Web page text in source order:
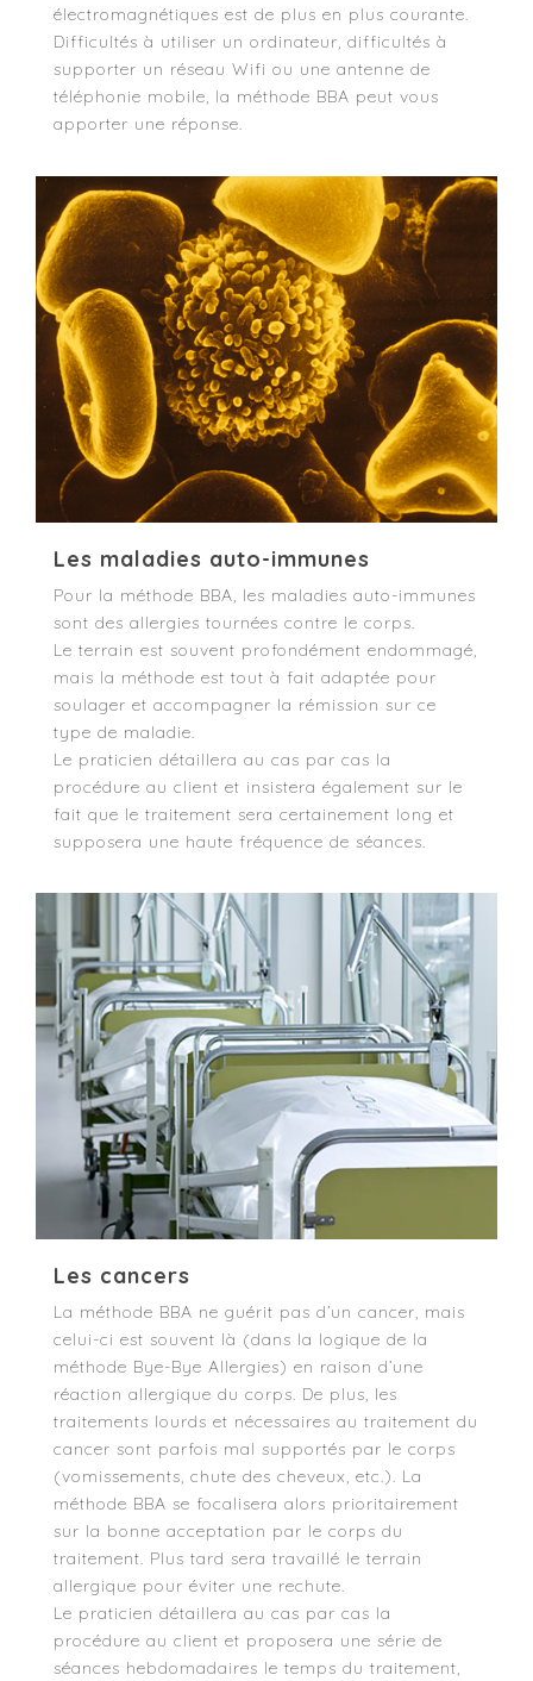
électromagnétiques est de plus en plus courante.
Difficultés à utiliser un ordinateur, difficultés à
supporter un réseau Wifi ou une antenne de
téléphonie mobile, la méthode BBA peut vous
apporter une réponse.
Les maladies auto-immunes
Pour la méthode BBA, les maladies auto-immunes
sont des allergies tournées contre le corps.
Le terrain est souvent profondément endommagé,
mais la méthode est tout à fait adaptée pour
soulager et accompagner la rémission sur ce
type de maladie.
Le praticien détaillera au cas par cas la
procédure au client et insistera également sur le
fait que le traitement sera certainement long et
supposera une haute fréquence de séances.
Les cancers
La méthode BBA ne guérit pas d’un cancer, mais
celui-ci est souvent là (dans la logique de la
méthode Bye-Bye Allergies) en raison d’une
réaction allergique du corps. De plus, les
traitements lourds et nécessaires au traitement du
cancer sont parfois mal supportés par le corps
(vomissements, chute des cheveux, etc.). La
méthode BBA se focalisera alors prioritairement
sur la bonne acceptation par le corps du
traitement. Plus tard sera travaillé le terrain
allergique pour éviter une rechute.
Le praticien détaillera au cas par cas la
procédure au client et proposera une série de
séances hebdomadaires le temps du traitement,